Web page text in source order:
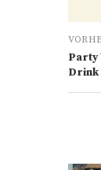
Party
Drink